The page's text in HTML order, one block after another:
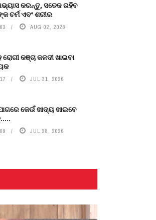
କରନ୍ତୁ, ସତେଜ ରହିବ
ଚର୍ମ ଏବଂ ଶରୀର
AUG 02, 2026
କଞ୍ଚା କଳଦୀ ଖାଇବା
JUL 31, 2026
କେଉଁ ଖାଦ୍ୟ ଖାଇବେ
JUL 28, 2026